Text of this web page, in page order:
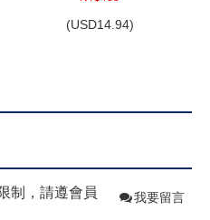
(USD14.94)
制，請遵會員
我要留言